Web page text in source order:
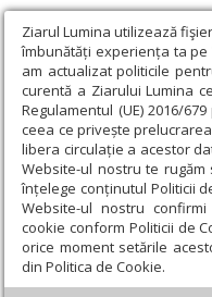
Ziarul Lumina utilizează
îmbunătăți experiența ta pe
am actualizat politicile
curentă a Ziarului Lumina
Regulamentul (UE) 2016/
ceea ce privește
libera circulație a acestor
Website-ul nostru te
înțelege conținutul Politicii
Website-ul nostru
cookie conform Politicii de
orice moment setările
din Politica de Cookie.
Ziarul Lumina › 20
20 noiembrie